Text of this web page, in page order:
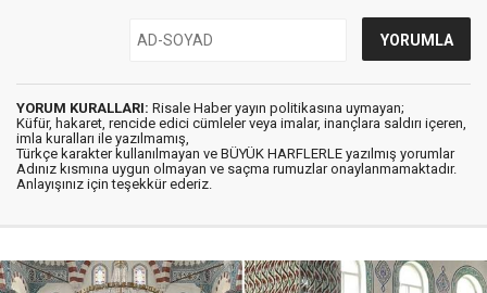
YORUM KURALLARI: Risale Haber yayın politikasına uymayan;
Küfür, hakaret, rencide edici cümleler veya imalar, inançlara saldırı içeren,
imla kuralları ile yazılmamış,
Türkçe karakter kullanılmayan ve BÜYÜK HARFLERLE yazılmış yorumlar
Adınız kısmına uygun olmayan ve saçma rumuzlar onaylanmamaktadır.
Anlayışınız için teşekkür ederiz.